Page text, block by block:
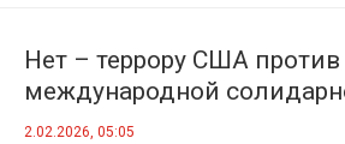
Нет – террору США
международной
Заявление Президиума
2.02.2026, 05:05